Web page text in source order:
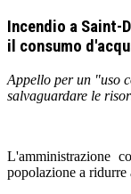
Incendio a Saint-
il consumo
Appello per un "uso
salvaguardare le
L'amministrazione
popolazione a ridurre